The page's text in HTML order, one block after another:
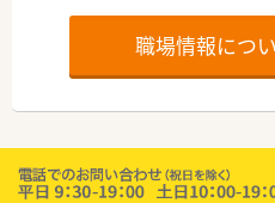
職場情報につ